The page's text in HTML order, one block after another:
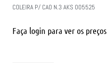
COLEIRA P/ CAO N.3 AKS 005525
Faça login para ver os preços